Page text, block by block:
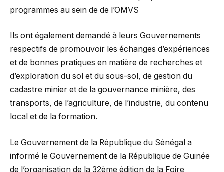
programmes au sein de de l’OMVS
Ils ont également demandé à leurs Gouvernements
respectifs de promouvoir les échanges d’expériences
et de bonnes pratiques en matière de recherches et
d’exploration du sol et du sous-sol, de gestion du
cadastre minier et de la gouvernance minière, des
transports, de l’agriculture, de l’industrie, du contenu
local et de la formation.
Le Gouvernement de la République du Sénégal a
informé le Gouvernement de la République de Guinée
de l’organisation de la 32ème édition de la Foire